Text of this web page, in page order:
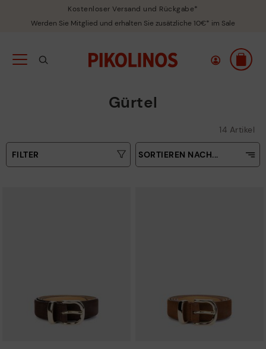
Kostenloser Versand und Rückgabe*
Werden Sie Mitglied und erhalten Sie zusätzliche 10€* im Sale
Gürtel
14 Artikel
FILTER SORTIEREN NACH...